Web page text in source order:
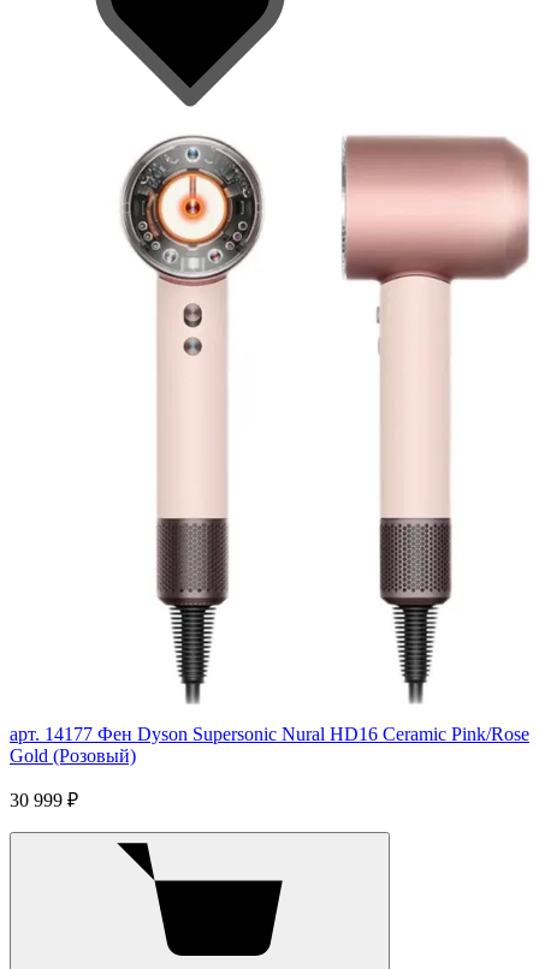
арт. 14177 Фен Dyson Supersonic Nural HD16 Ceramic Pink/Rose
Gold (Розовый)
30 999 ₽